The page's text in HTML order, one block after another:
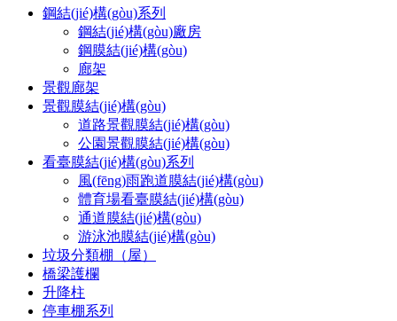
鋼結(jié)構(gòu)系列
鋼結(jié)構(gòu)廠房
鋼膜結(jié)構(gòu)
廊架
景觀廊架
景觀膜結(jié)構(gòu)
道路景觀膜結(jié)構(gòu)
公園景觀膜結(jié)構(gòu)
看臺膜結(jié)構(gòu)系列
風(fēng)雨跑道膜結(jié)構(gòu)
體育場看臺膜結(jié)構(gòu)
通道膜結(jié)構(gòu)
游泳池膜結(jié)構(gòu)
垃圾分類棚（屋）
橋梁護欄
升降柱
停車棚系列